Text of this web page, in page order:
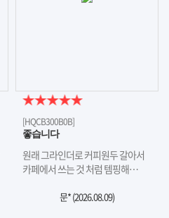
[HQCB300B0B]
좋습니다
원래 그라인더로 커피원두 갈아서
카페에서 쓰는 것 처럼 템핑해…
문* (2026.08.09)